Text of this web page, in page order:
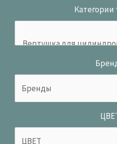
Категории